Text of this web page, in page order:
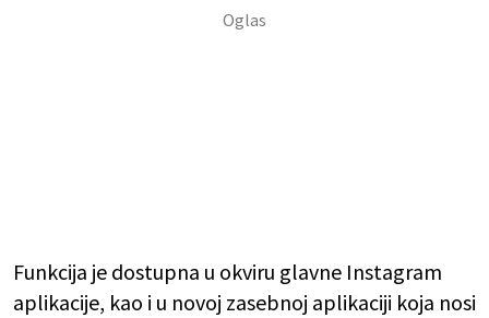
Funkcija je dostupna u okviru glavne Instagram
aplikacije, kao i u novoj zasebnoj aplikaciji koja nosi